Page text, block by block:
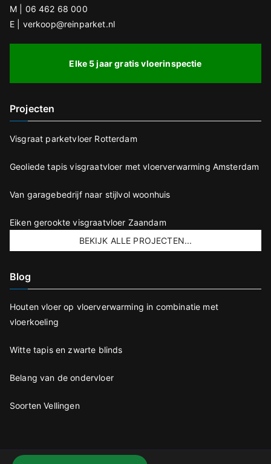
M | 06 462 68 000
E | verkoop@reinparket.nl
Elke 5 jaar gratis vloerinspectie
Projecten
Visgraat parketvloer Rotterdam
Geoliede tapis visgraatvloer met vloerverwarming Amsterdam
Van garagebedrijf naar stijlvol woonhuis
Eiken gerookte visgraatvloer Zaandam
BEKIJK ALLE PROJECTEN...
Blog
Houten vloer op vloerverwarming in combinatie met
vloerkoeling
Witte tapis en zwarte blinds
Belang van de ondervloer
Soorten Vellingen